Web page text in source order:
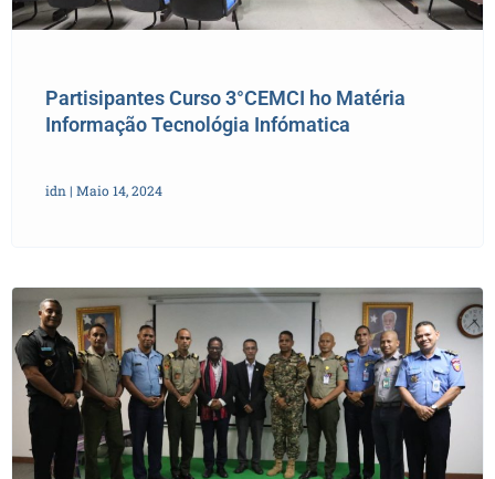
Partisipantes Curso 3°CEMCI ho Matéria
Informação Tecnológia Infómatica
idn Maio 14, 2024